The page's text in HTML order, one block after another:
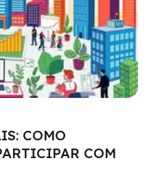
COMO
COM